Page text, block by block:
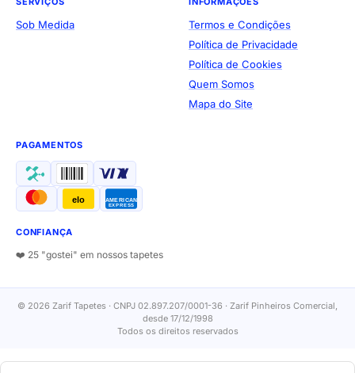
Sob Medida
Termos e Condições
Política de Privacidade
Política de Cookies
Quem Somos
Mapa do Site
PAGAMENTOS
elo AMERICAN
EXPRESS
CONFIANÇA
❤️ 25 "gostei" em nossos tapetes
© 2026 Zarif Tapetes · CNPJ 02.897.207/0001-36 · Zarif Pinheiros Comercial,
desde 17/12/1998
Todos os direitos reservados